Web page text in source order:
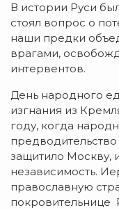
В истории Руси
стоял вопрос о
наши предки
врагами,
интервентов.
День народного
изгнания из
году, когда
защитило Москву,
независимость.
православную
покровительнице